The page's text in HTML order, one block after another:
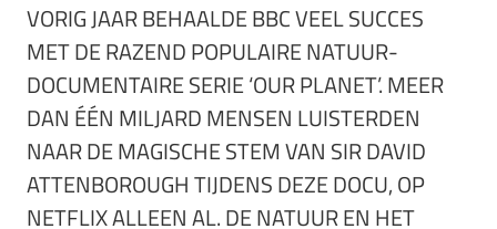
VORIG JAAR BEHAALDE BBC VEEL SUCCES
MET DE RAZEND POPULAIRE NATUUR-
DOCUMENTAIRE SERIE ‘OUR PLANET’. MEER
DAN ÉÉN MILJARD MENSEN LUISTERDEN
NAAR DE MAGISCHE STEM VAN SIR DAVID
ATTENBOROUGH TIJDENS DEZE DOCU, OP
NETFLIX ALLEEN AL. DE NATUUR EN HET